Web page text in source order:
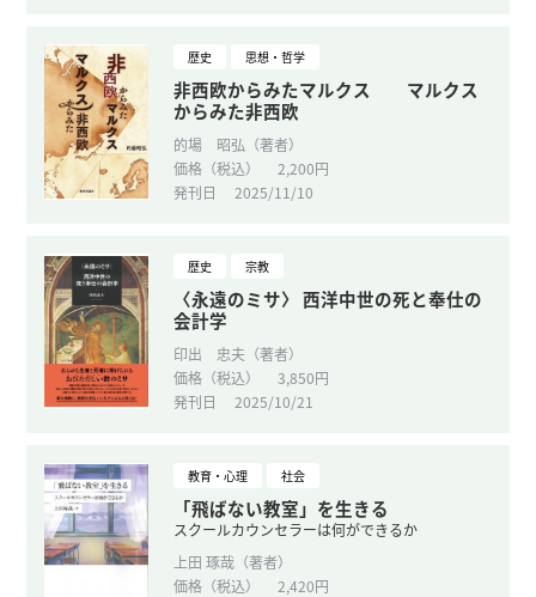
歴史 思想・哲学
非西欧からみたマルクス マルクス
からみた非西欧
的場 昭弘（著者）
価格（税込）
2,200円
発刊日
2025/11/10
歴史 宗教
〈永遠のミサ〉 西洋中世の死と奉仕の
会計学
印出 忠夫（著者）
価格（税込）
3,850円
発刊日
2025/10/21
教育・心理 社会
「飛ばない教室」を生きる
スクールカウンセラーは何ができるか
上田 琢哉（著者）
価格（税込）
2,420円